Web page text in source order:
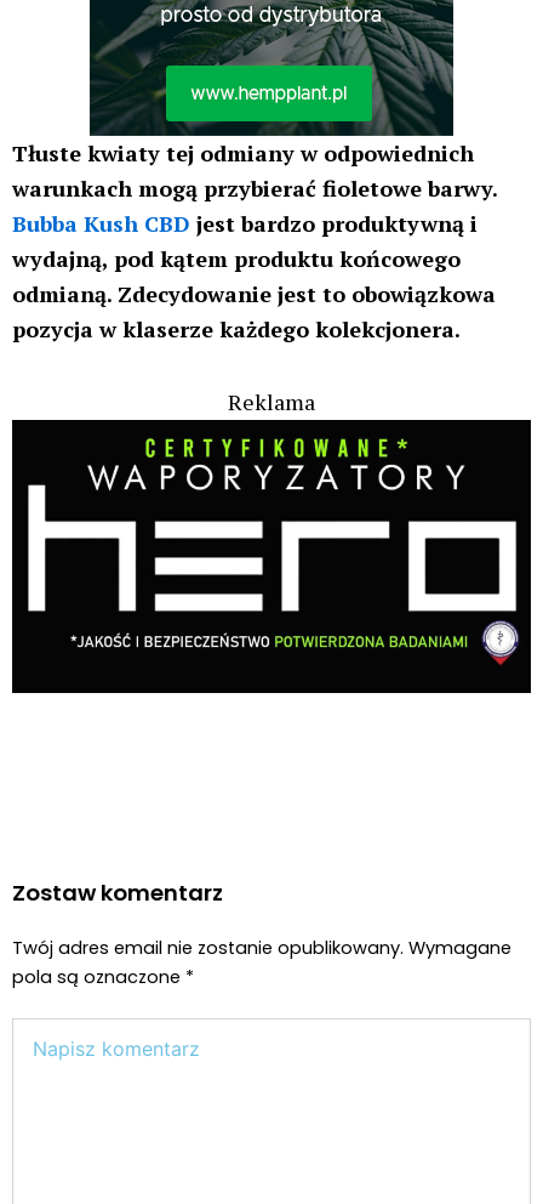
Tłuste kwiaty tej odmiany w odpowiednich
warunkach mogą przybierać fioletowe barwy.
Bubba Kush CBD jest bardzo produktywną i
wydajną, pod kątem produktu końcowego
odmianą. Zdecydowanie jest to obowiązkowa
pozycja w klaserze każdego kolekcjonera.
Reklama
Zostaw komentarz
Twój adres email nie zostanie opublikowany. Wymagane
pola są oznaczone *
tutaj..